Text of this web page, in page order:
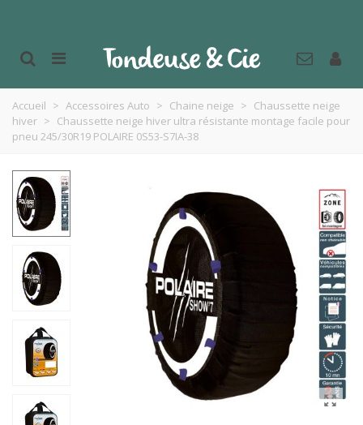
Accueil > Accessoires Auto > Chaine neige > Chaussette neige
hiver > Chaussette neige hiver ultra résistante montage facile pour
pneu 245/30R19 POLAIRE 0S53-S7IA-38